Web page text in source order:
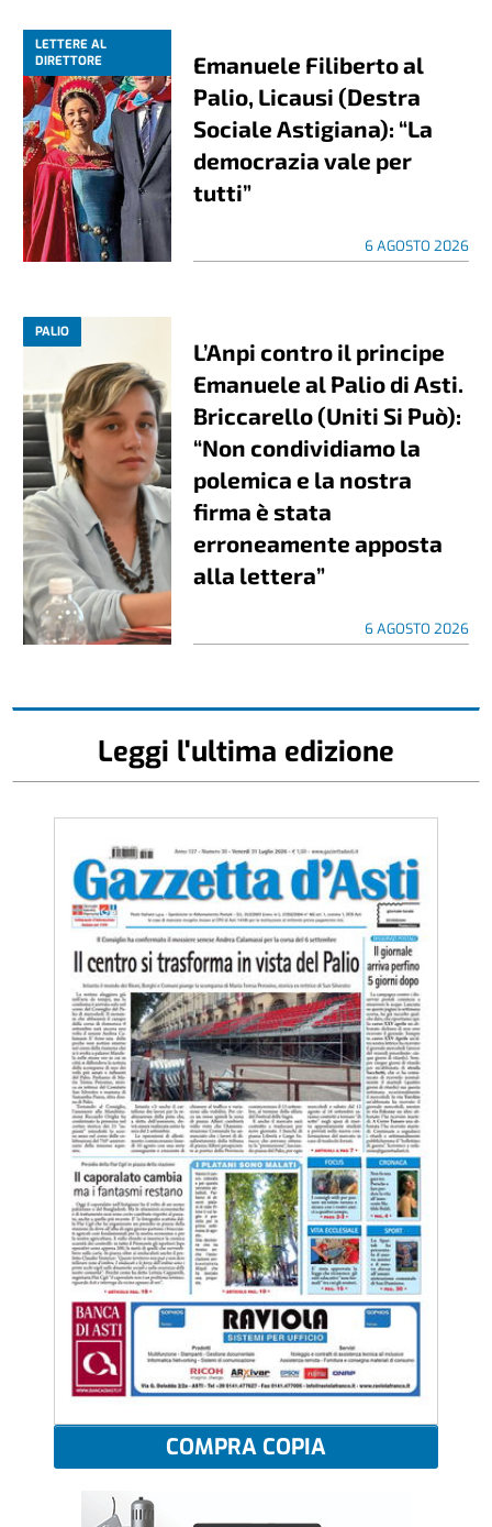
LETTERE AL
DIRETTORE
Emanuele Filiberto al
Palio, Licausi (Destra
Sociale Astigiana): “La
democrazia vale per
tutti”
6 AGOSTO 2026
PALIO
L’Anpi contro il principe
Emanuele al Palio di Asti.
Briccarello (Uniti Si Può):
“Non condividiamo la
polemica e la nostra
firma è stata
erroneamente apposta
alla lettera”
6 AGOSTO 2026
Leggi l'ultima edizione
COMPRA COPIA